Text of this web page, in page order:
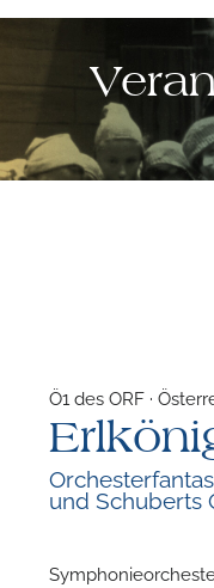
Ö1 des ORF ·
und Schuberts